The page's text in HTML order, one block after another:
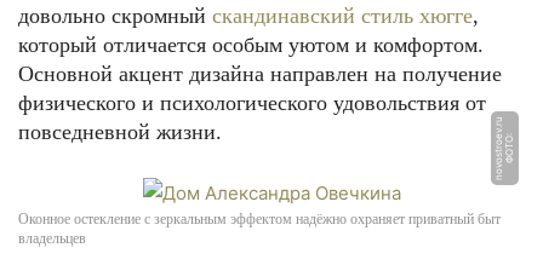
довольно скромный скандинавский стиль хюгге,
который отличается особым уютом и комфортом.
Основной акцент дизайна направлен на получение
физического и психологического удовольствия от
повседневной жизни.
Ф
О
Т
О:
n
o
v
o
s
t
r
o
e
v.
r
u
Оконное остекление с зеркальным эффектом надёжно охраняет приватный быт
владельцев